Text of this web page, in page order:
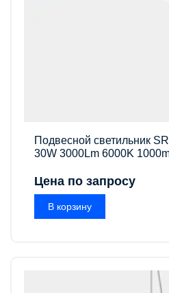
Подвесной светильник
30W 3000Lm 6000K
Цена по запросу
В корзину